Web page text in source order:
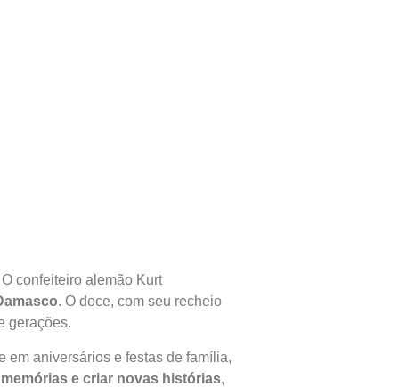
confeiteiro alemão Kurt
. O doce, com seu recheio
gerações.
em aniversários e festas de família,
e criar novas histórias,